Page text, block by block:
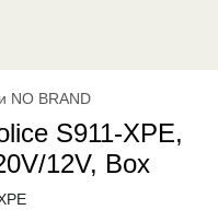
NO BRAND
S911-XPE,
12V, Box